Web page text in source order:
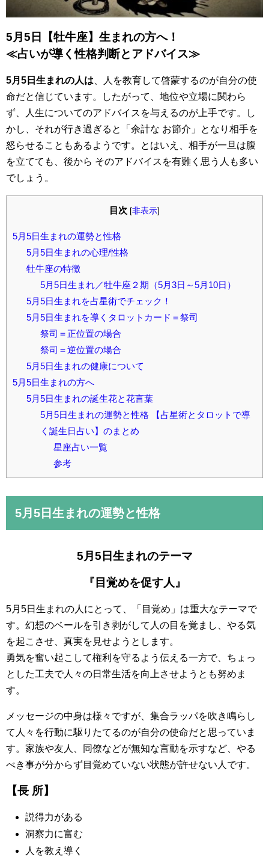
5月5日【牡牛座】生まれの方へ！
≪占いが導く性格判断とアドバイス≫
5月5日生まれの人は 、人を教育して啓蒙するのが自分の使
命だと信じています。したがって、地位や立場に関わら
ず、人生についてのアドバイスを与えるのが上手です。し
かし、それが行き過ぎると「余計な お節介」となり相手を
怒らせることもあるようです。とはいえ、相手が一旦は腹
を立てても、後から そのアドバイスを有難く思う人も多い
でしょう。
目次 [非表示]
5月5日生まれの運勢と性格
5月5日生まれの心理/性格
牡牛座の特徴
5月5日生まれ／牡牛座２期（5月3日～5月10日）
5月5日生まれを占星術でチェック！
5月5日生まれを導くタロットカード＝祭司
祭司＝正位置の場合
祭司＝逆位置の場合
5月5日生まれの健康について
5月5日生まれの方へ
5月5日生まれの誕生花と花言葉
5月5日生まれの運勢と性格 【占星術とタロットで導
く誕生日占い】のまとめ
星座占い一覧
参考
5月5日 生まれの運勢と性格
5月5日生まれのテーマ
『目覚めを促す人』
5月5日生まれの人にとって、「目覚め」は重大なテーマで
す。幻想のベールを引き剥がして人の目を覚まし、やる気
を起こさせ、真実を見せようとします。
勇気を奮い起こして権利を守るよう伝える一方で、ちょっ
とした工夫で人々の日常生活を向上させようとも努めま
す。
メッセージの中身は様々ですが、集合ラッパを吹き鳴らし
て人々を行動に駆りたてるのが自分の使命だと思っていま
す。家族や友人、同僚などが無知な言動を示すなど、やる
べき事が分からず目覚めていない状態が許せない人です。
【長 所】
説得力がある
洞察力に富む
人を教え導く